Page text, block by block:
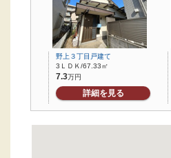
野上３丁目戸建て
3ＬＤＫ/67.33㎡
7.3万円
詳細を見る